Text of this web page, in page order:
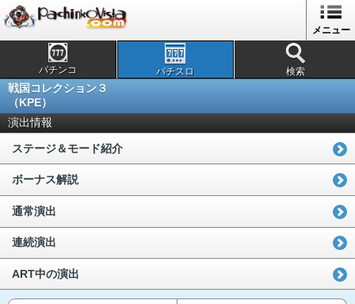
メニュー
パチンコ パチスロ 検索
戦国コレクション３
（KPE）
演出情報
ステージ＆モード紹介
ボーナス解説
通常演出
連続演出
ART中の演出